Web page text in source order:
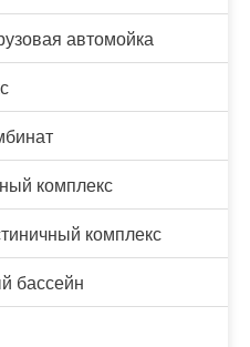
автомойка
комплекс
комплекс
бассейн